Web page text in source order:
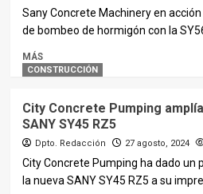
Sany Concrete Machinery en
de bombeo de hormigón con la
MÁS
CONSTRUCCIÓN
City Concrete Pumping
SANY SY45 RZ5
Dpto. Redacción 27 agosto, 2024
City Concrete Pumping ha dado un
la nueva SANY SY45 RZ5 a su